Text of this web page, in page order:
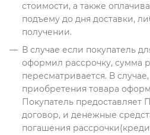
стоимости, а также
подъему до дня доставки,
получении.
В случае если покупатель
оформил рассрочку, сумма
пересматривается. В
приобретения товара
Покупатель предоставляет
договор, и денежные
погашения